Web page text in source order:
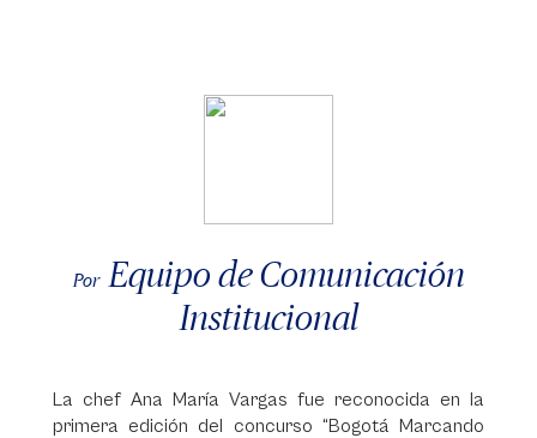
Por Equipo de Comunicación
Institucional
La chef Ana María Vargas fue reconocida en la
primera edición del concurso “Bogotá Marcando